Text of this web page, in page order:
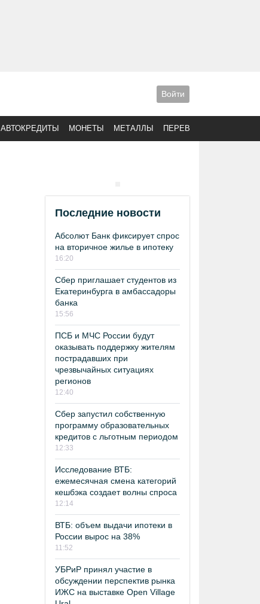
Войти
АВТОКРЕДИТЫ МОНЕТЫ МЕТАЛЛЫ ПЕРЕВОДЫ
Последние новости
Абсолют Банк фиксирует спрос
на вторичное жилье в ипотеку
16:20
Сбер приглашает студентов из
Екатеринбурга в амбассадоры
банка
15:56
ПСБ и МЧС России будут
оказывать поддержку жителям
пострадавших при
чрезвычайных ситуациях
регионов
12:40
Сбер запустил собственную
программу образовательных
кредитов с льготным периодом
12:33
Исследование ВТБ:
ежемесячная смена категорий
кешбэка создает волны спроса
12:14
ВТБ: объем выдачи ипотеки в
России вырос на 38%
11:52
УБРиР принял участие в
обсуждении перспектив рынка
ИЖС на выставке Open Village